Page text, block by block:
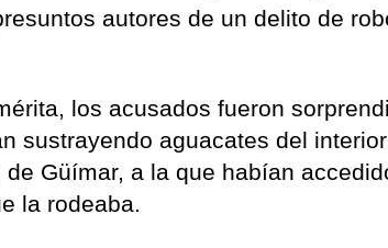
autores de un delito de
los acusados fueron
sustrayendo aguacates del
Güímar, a la que habían
la rodeaba.